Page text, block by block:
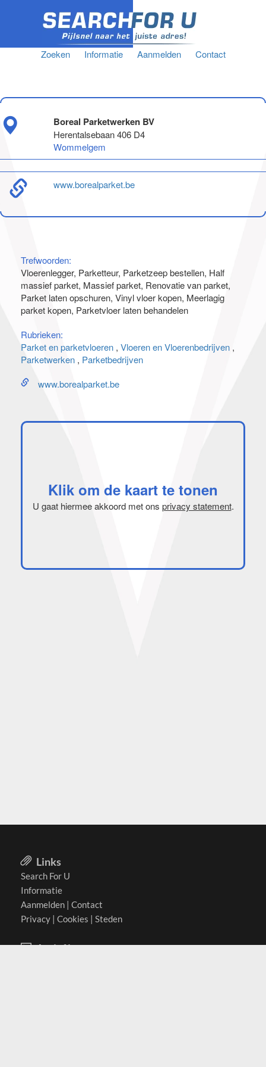
Zoeken Informatie Aanmelden Contact
Boreal Parketwerken BV
Herentalsebaan 406 D4
Wommelgem
www.borealparket.be
Trefwoorden:
Vloerenlegger Parketteur Parketzeep bestellen Half
massief parket Massief parket Renovatie van parket
Parket laten opschuren Vinyl vloer kopen Meerlagig
parket kopen Parketvloer laten behandelen
Rubrieken:
Parket en parketvloeren Vloeren en Vloerenbedrijven
Parketwerken
Parketbedrijven
www.borealparket.be
Klik om de kaart te tonen
U gaat hiermee akkoord met ons privacy statement.
Links
Search For U
Informatie
Aanmelden | Contact
Privacy | Cookies | Steden
Actief in